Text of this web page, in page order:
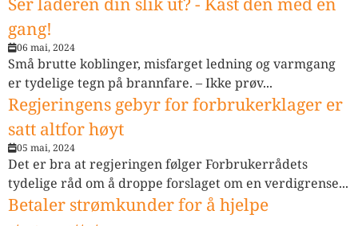
gang!
06 mai, 2024
Små brutte koblinger, misfarget ledning og varmgang
er tydelige tegn på brannfare. – Ikke prøv...
Regjeringens gebyr for forbrukerklager er
satt altfor høyt
05 mai, 2024
Det er bra at regjeringen følger Forbrukerrådets
tydelige råd om å droppe forslaget om en verdigrense...
Betaler strømkunder for å hjelpe